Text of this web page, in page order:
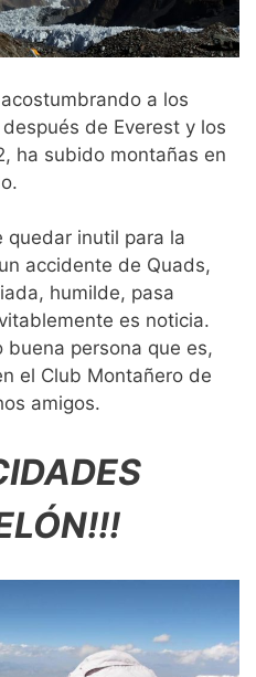
a los
de Everest y los
ha subido montañas en
quedar inutil para la
accidente de Quads,
humilde, pasa
es noticia.
persona que es,
el Club Montañero de
amigos.